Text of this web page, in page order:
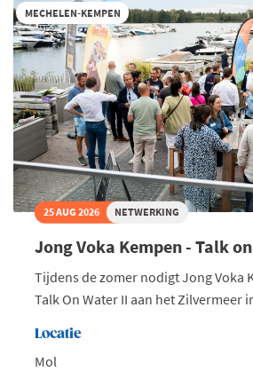
MECHELEN-KEMPEN
25 AUG 2026 NETWERKING
Jong Voka Kempen - Talk
Tijdens de zomer nodigt Jong Voka
Talk On Water II aan het Zilvermeer
Locatie
Mol